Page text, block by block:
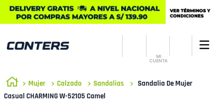
MI
CUENTA
Mujer Calzado Sandalias
Sandalia De Mujer
Casual CHARMING W-52105 Camel